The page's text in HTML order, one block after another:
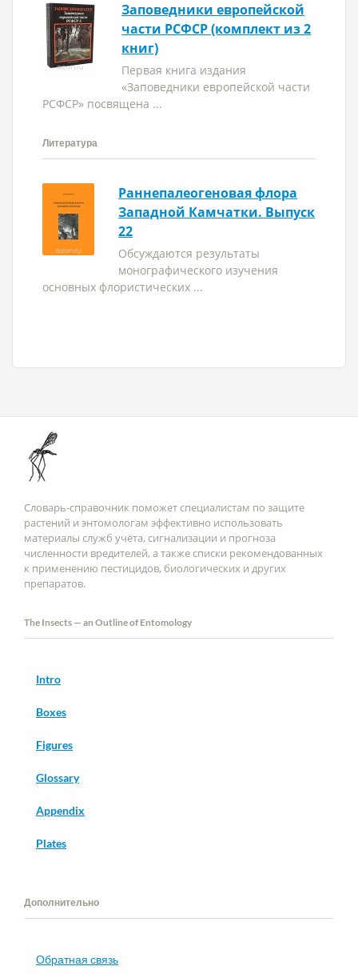
Заповедники европейской
части РСФСР (комплект из 2
книг)
Первая книга издания
«Заповедники европейской части
РСФСР» посвящена ...
Литература
Раннепалеогеновая флора
Западной Камчатки. Выпуск
22
Обсуждаются результаты
монографического изучения
основных флористических ...
Словарь-справочник поможет специалистам по защите
растений и энтомологам эффективно использовать
материалы служб учёта, сигнализации и прогноза
численности вредителей, а также списки рекомендованных
к применению пестицидов, биологических и других
препаратов.
The Insects — an Outline of Entomology
Intro
Boxes
Figures
Glossary
Appendix
Plates
Дополнительно
Обратная связь